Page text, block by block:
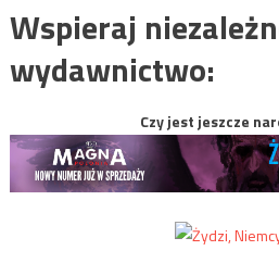
Wspieraj
wydawnictwo:
Czy jest jeszcze